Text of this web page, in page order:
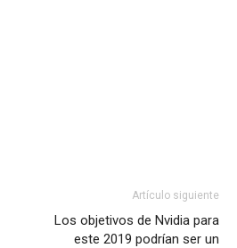
Artículo siguiente
Los objetivos de Nvidia para
este 2019 podrían ser un